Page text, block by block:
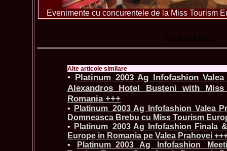
Evenimente cu concurentele de la Miss Tourism
Alte articole similare
• Platinum_2003 Ag Infofashion
Alexandros Hotel Busteni with
Romania +++
•
Platinum_2003 Ag Infofashion Valea
Domneasca Brebu cu Miss Tourism
•
Platinum_2003 Ag Infofashion Finala
Europe in Romania pe Valea Prahovei
•
Platinum_2003 Ag Infofashion